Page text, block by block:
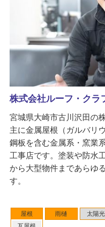
屋根
雨樋 太陽光
株式会社ルーフ・クラ
宮城県大崎市古川沢田の
主に金属屋根（ガルバリ
鋼板を含む金属系・窯業
工事店です。塗装や防水
から大型物件まであらゆ
す。